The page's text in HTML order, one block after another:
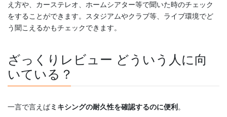
え方や、カーステレオ、ホームシアター等で聞いた時のチェック
をすることができます。スタジアムやクラブ等、ライブ環境でど
う聞こえるかもチェックできます。
ざっくりレビュー どういう人に向
いている？
一言で言えばミキシングの耐久性を確認するのに便利。